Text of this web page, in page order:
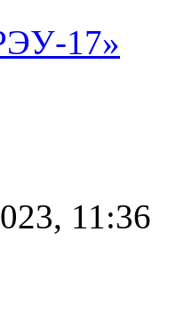
17»
11:36